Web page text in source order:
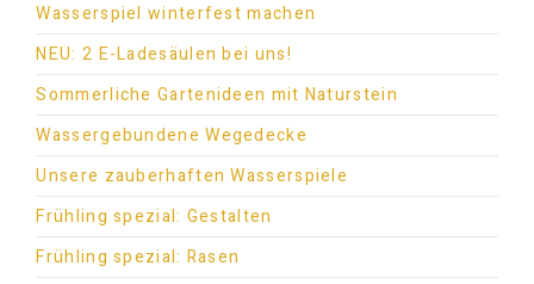
Wasserspiel winterfest machen
NEU: 2 E-Ladesäulen bei uns!
Sommerliche Gartenideen mit Naturstein
Wassergebundene Wegedecke
Unsere zauberhaften Wasserspiele
Frühling spezial: Gestalten
Frühling spezial: Rasen